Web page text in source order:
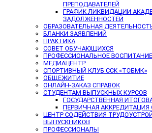
ПРЕПОДАВАТЕЛЕЙ
ГРАФИК ЛИКВИДАЦИИ
ЗАДОЛЖЕННОСТЕЙ
ОБРАЗОВАТЕЛЬНАЯ
БЛАНКИ ЗАЯВЛЕНИЙ
ПРАКТИКА
СОВЕТ ОБУЧАЮЩИХСЯ
ПРОФЕССИОНАЛЬНОЕ ВОСПИТАНИЕ
МЕДИАЦЕНТР
СПОРТИВНЫЙ КЛУБ ССК «ТОБМК»
ОБЩЕЖИТИЕ
ОНЛАЙН-ЗАКАЗ СПРАВОК
СТУДЕНТАМ ВЫПУСКНЫХ КУРСОВ
ГОСУДАРСТВЕННАЯ
ПЕРВИЧНАЯ
ЦЕНТР СОДЕЙСТВИЯ
ВЫПУСКНИКОВ
ПРОФЕССИОНАЛЫ